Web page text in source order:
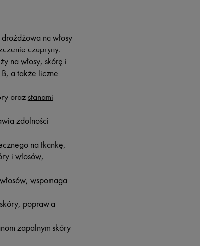
na włosy
czupryny.
na włosy, skórę i
a także liczne
oraz stanami
zdolności
na tkankę,
i włosów,
wspomaga
poprawia
zapalnym skóry